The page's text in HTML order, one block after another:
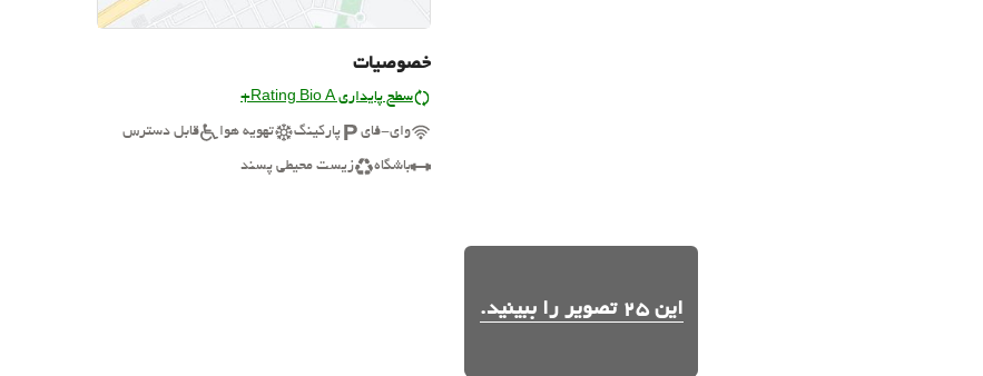
این 25 تصویر را ببینید.
خصوصیات
سطح پایداری Rating Bio A+
وای-فای پارکینگ تهویه هوا قابل دسترس
باشگاه زیست محیطی پسند